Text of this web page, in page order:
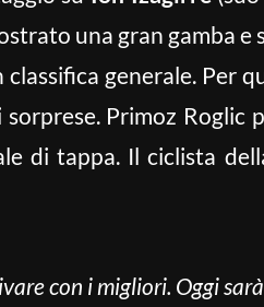
una gran gamba e
generale. Per
Primoz Roglic
di tappa. Il ciclista
con i migliori. Oggi